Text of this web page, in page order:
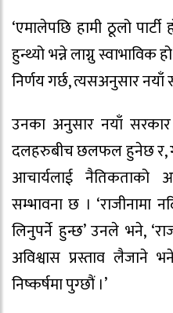
‘एमालेपछि हामी ठूलो
हुन्थ्यो भन्ने लाग्नु स्वाभाविक
निर्णय गर्छ, त्यसअनुसार नयाँ
उनका अनुसार नयाँ
दलहरुबीच छलफल हुनेछ र,
आचार्यलाई नैतिकताको
सम्भावना छ । ‘राजीनामा
लिनुपर्ने हुन्छ’ उनले भने,
अविश्वास प्रस्ताव
निष्कर्षमा पुग्छौं ।’